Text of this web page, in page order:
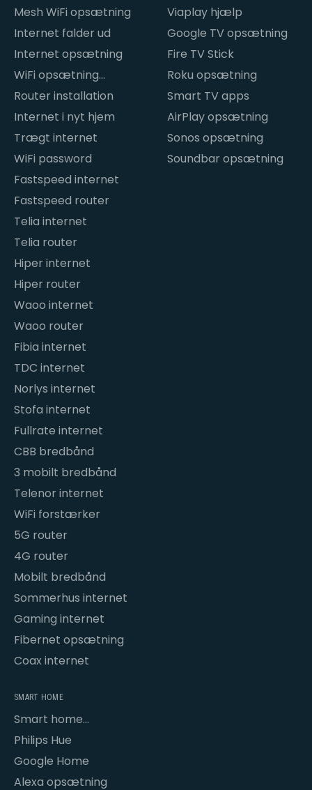
Mesh WiFi opsætning
Internet falder ud
Internet opsætning
WiFi opsætning
hjemme
Router installation
Internet i nyt hjem
Trægt internet
WiFi password
Fastspeed internet
Fastspeed router
Telia internet
Telia router
Hiper internet
Hiper router
Waoo internet
Waoo router
Fibia internet
TDC internet
Norlys internet
Stofa internet
Fullrate internet
CBB bredbånd
3 mobilt bredbånd
Telenor internet
WiFi forstærker
5G router
4G router
Mobilt bredbånd
Sommerhus internet
Gaming internet
Fibernet opsætning
Coax internet
Viaplay hjælp
Google TV opsætning
Fire TV Stick
Roku opsætning
Smart TV apps
AirPlay opsætning
Sonos opsætning
Soundbar opsætning
SMART HOME
Smart home
opsætning
Philips Hue
Google Home
Alexa opsætning